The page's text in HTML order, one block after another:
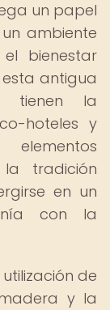
un papel
ambiente
bienestar
antigua
tienen la
hoteles y
la tradición
en un
con la
de
y la